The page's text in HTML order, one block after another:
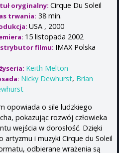
oryginalny: Cirque Du Soleil
trwania: 38 min.
USA , 2000
15 listopada 2002
filmu: IMAX Polska
Keith Melton
Nicky Dewhurst, Brian
opowiada o sile ludzkiego
pokazując rozwój człowieka
wejścia w dorosłość. Dzięki
artyzmu i muzyki Cirque du Soleil
odbierane wrażenia są